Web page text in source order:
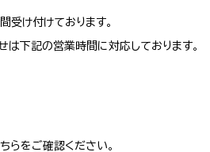
受け付けております。
は下記の営業時間に対応しております。
らをご確認ください。